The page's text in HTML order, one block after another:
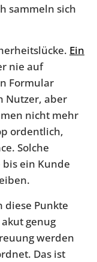
sammeln sich
Ein
nie auf
Formular
Nutzer, aber
nicht mehr
ordentlich,
Solche
ein Kunde
diese Punkte
genug
werden
Das ist